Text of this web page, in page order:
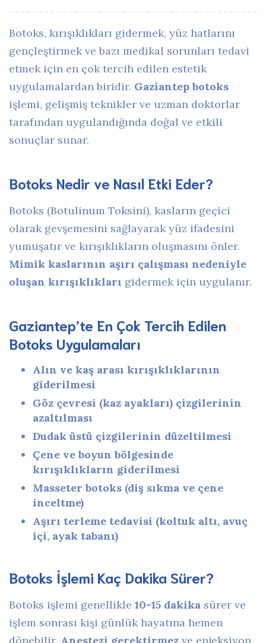
Botoks, kırışıklıkları gidermek, yüz hatlarını
gençleştirmek ve bazı medikal sorunları tedavi
etmek için en çok tercih edilen estetik
uygulamalardan biridir. Gaziantep botoks
işlemi, gelişmiş teknikler ve uzman doktorlar
tarafından uygulandığında doğal ve etkili
sonuçlar sunar.
Botoks Nedir ve Nasıl Etki Eder?
Botoks (Botulinum Toksini), kasların geçici
olarak gevşemesini sağlayarak yüz ifadesini
yumuşatır ve kırışıklıkların oluşmasını önler.
Mimik kaslarının aşırı çalışması nedeniyle
oluşan kırışıklıkları gidermek için uygulanır.
Gaziantep’te En Çok Tercih Edilen
Botoks Uygulamaları
Alın ve kaş arası kırışıklıklarının
giderilmesi
Göz çevresi (kaz ayakları) çizgilerinin
azaltılması
Dudak üstü çizgilerinin düzeltilmesi
Çene ve boyun bölgesinde
kırışıklıkların giderilmesi
Masseter botoks (diş sıkma ve çene
inceltme)
Aşırı terleme tedavisi (koltuk altı, avuç
içi, ayak tabanı)
Botoks İşlemi Kaç Dakika Sürer?
Botoks işlemi genellikle 10-15 dakika sürer ve
işlem sonrası kişi günlük hayatına hemen